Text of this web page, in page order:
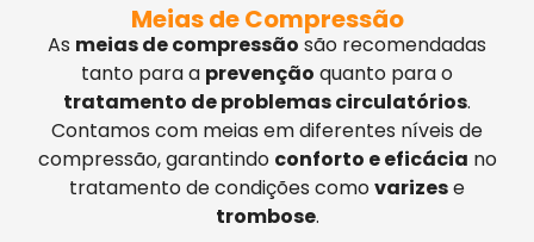
Meias de Compressão
As meias de compressão são recomendadas
tanto para a prevenção quanto para o
tratamento de problemas circulatórios.
Contamos com meias em diferentes níveis de
compressão, garantindo conforto e eficácia no
tratamento de condições comovarizese
trombose.